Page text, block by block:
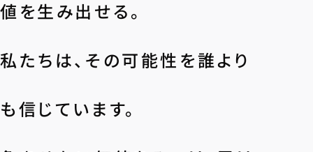
値を生み出せる。
私たちは、その可能性を誰より
も信じています。